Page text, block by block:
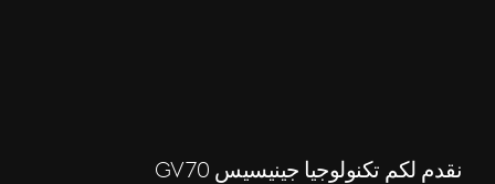
نقدم لكم تكنولوجيا جينيسيس GV70